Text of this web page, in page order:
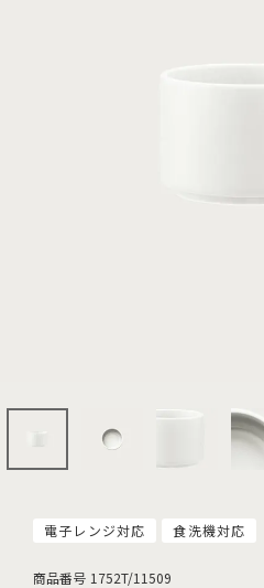
電子レンジ対応 食洗機対応
商品番号 1752T/11509